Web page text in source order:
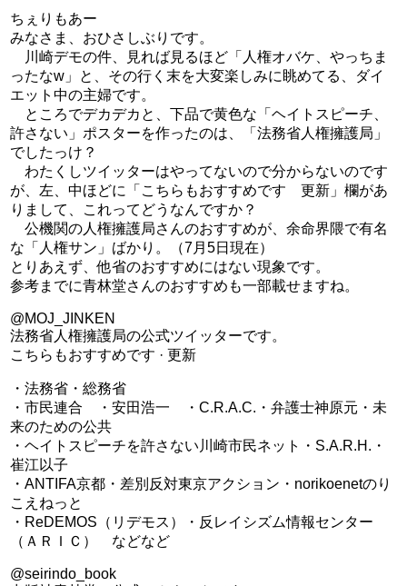
ちぇりもあー
みなさま、おひさしぶりです。
川崎デモの件、見れば見るほど「人権オバケ、やっちま
ったなw」と、その行く末を大変楽しみに眺めてる、ダイ
エット中の主婦です。
ところでデカデカと、下品で黄色な「ヘイトスピーチ、
許さない」ポスターを作ったのは、「法務省人権擁護局」
でしたっけ？
わたくしツイッターはやってないので分からないのです
が、左、中ほどに「こちらもおすすめです 更新」欄があ
りまして、これってどうなんですか？
公機関の人権擁護局さんのおすすめが、余命界隈で有名
な「人権サン」ばかり。（7月5日現在）
とりあえず、他省のおすすめにはない現象です。
参考までに青林堂さんのおすすめも一部載せますね。
@MOJ_JINKEN
法務省人権擁護局の公式ツイッターです。
こちらもおすすめです · 更新
・法務省・総務省
・市民連合 ・安田浩一 ・C.R.A.C.・弁護士神原元・未
来のための公共
・ヘイトスピーチを許さない川崎市民ネット・S.A.R.H.・
崔江以子
・ANTIFA京都・差別反対東京アクション・norikoenetのり
こえねっと
・ReDEMOS（リデモス）・反レイシズム情報センター
（ＡＲＩＣ） などなど
@seirindo_book